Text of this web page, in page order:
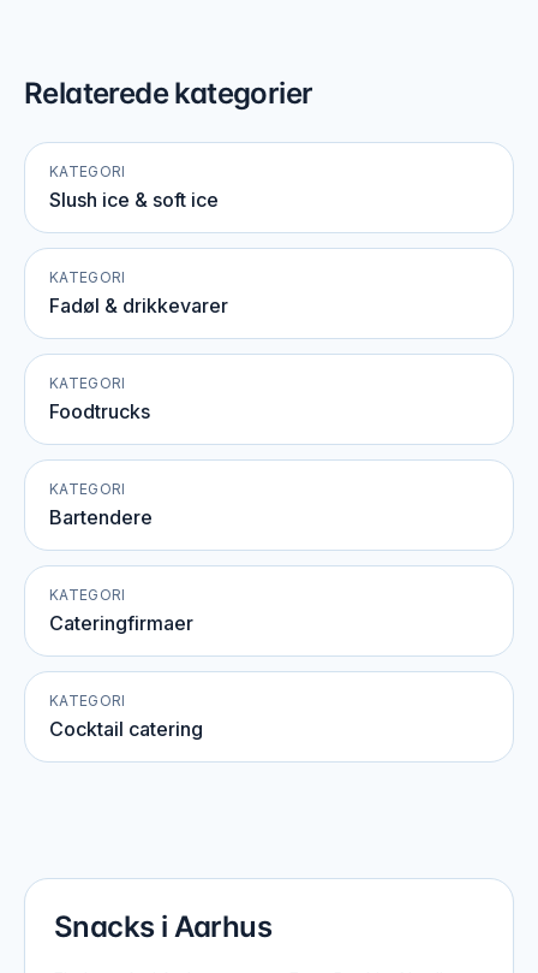
Relaterede kategorier
KATEGORI
Slush ice & soft ice
KATEGORI
Fadøl & drikkevarer
KATEGORI
Foodtrucks
KATEGORI
Bartendere
KATEGORI
Cateringfirmaer
KATEGORI
Cocktail catering
Snacks i Aarhus